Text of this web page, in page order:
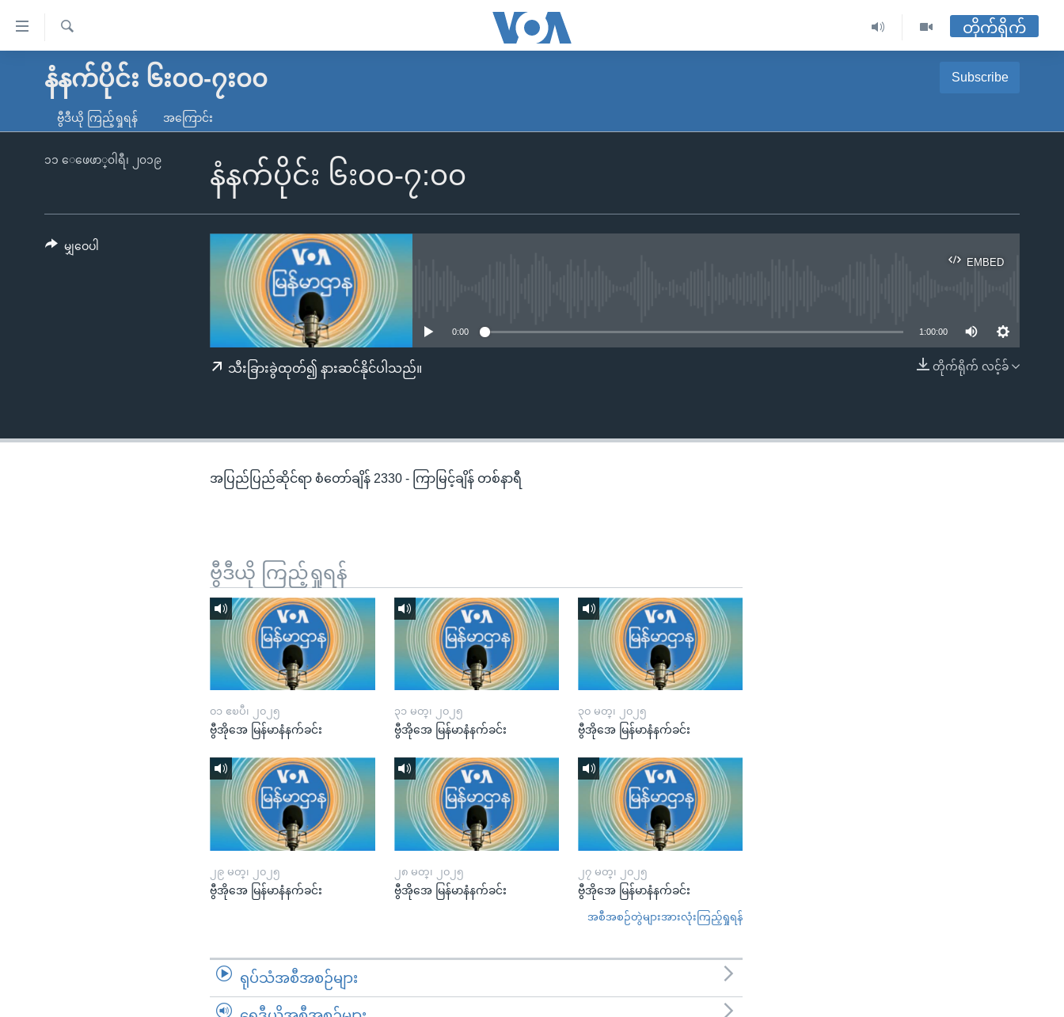
လွယ်ကူ
သည့်
ကျော်
မူလစာမျက်နှာ
ကမ္ဘာ့သတင်းများ
နိုင်ငံတကာ
တရုတ်
အစ္စရေး-ပါလက်စတိုင်း
ရပ်ဝန်းတခု လမ်းတခု အလွန်
အင်္ဂလိပ်စာလေ့လာမယ်
ရ
လာ
တိုက်ရိုက်
နံနက်ပိုင်း ၆း၀၀-၇း၀၀ Subscribe
Spotify
ဗွီဒီယို ကြည့်ရှုရန် အကြောင်း
နံနက်ပိုင်း ၆း၀၀-၇:၀၀
၁၁ ေဖေဖာ္၀ါရီ၊ ၂၀၁၉
EMBED
EMBED
0:00 1:00:00
တိုက်ရိုက် လင့်ခ်
သီးခြားခွဲထုတ်၍ နားဆင်နိုင်ပါသည်။
မျှဝေပါ
အပြည်ပြည်ဆိုင်ရာ စံတော်ချိန် 2330 - ကြာမြင့်ချိန် တစ်နာရီ
ဗွီဒီယို ကြည့်ရှုရန်
၀၁ ဧၿပီ၊ ၂၀၂၅
ဗွီအိုအေ မြန်မာနံနက်ခင်း
၃၁ မတ္၊ ၂၀၂၅
ဗွီအိုအေ မြန်မာနံနက်ခင်း
၃၀ မတ္၊ ၂၀၂၅
ဗွီအိုအေ မြန်မာနံနက်ခင်း
၂၉ မတ္၊ ၂၀၂၅
ဗွီအိုအေ မြန်မာနံနက်ခင်း
၂၈ မတ္၊ ၂၀၂၅
ဗွီအိုအေ မြန်မာနံနက်ခင်း
၂၇ မတ္၊ ၂၀၂၅
ဗွီအိုအေ မြန်မာနံနက်ခင်း
အစီအစဉ်တွဲများအားလုံးကြည့်ရှုရန်
ရုပ်သံအစီအစဉ်များ